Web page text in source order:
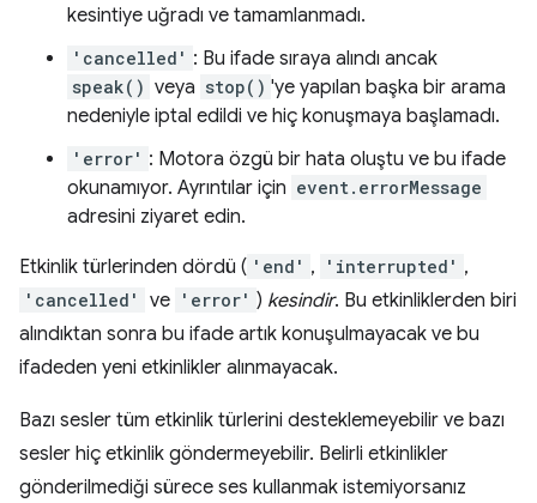
kesintiye uğradı ve tamamlanmadı.
'cancelled' : Bu ifade sıraya alındı ancak
speak() veya stop() 'ye yapılan başka bir arama
nedeniyle iptal edildi ve hiç konuşmaya başlamadı.
'error' : Motora özgü bir hata oluştu ve bu ifade
okunamıyor. Ayrıntılar için event.errorMessage
adresini ziyaret edin.
Etkinlik türlerinden dördü ( 'end' , 'interrupted' ,
'cancelled' ve 'error' ) kesindir. Bu etkinliklerden biri
alındıktan sonra bu ifade artık konuşulmayacak ve bu
ifadeden yeni etkinlikler alınmayacak.
Bazı sesler tüm etkinlik türlerini desteklemeyebilir ve bazı
sesler hiç etkinlik göndermeyebilir. Belirli etkinlikler
gönderilmediği sürece ses kullanmak istemiyorsanız